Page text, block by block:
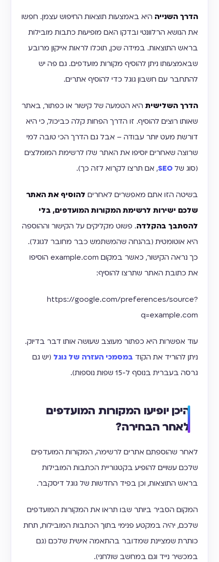
הדרך השנייה היא באמצעות תוצאות החיפוש עצמן. חפשו
את הנושא הרלוונטי ובדקו האם מופיעות כתבות מובילות
בראש התוצאות. במידה שכן, תוכלו לראות אייקון מרובע
שבאמצעותו ניתן להוסיף מקורות מועדפים. גם פה יש
להתחבר עם חשבון גוגל כדי להוסיף אתרים.
הדרך השלישית היא הטמעה של קישור או כפתור, באתר
שאותו רוצים להוסיף. זו הדרך הפחות קלה כביכול, כי היא
דורשת מעט יותר עבודה – אבל גם הדרך הכי טובה למי
שרוצה שאחרים יוסיפו את האתר שלו לרשימת המומלצים
(סוג של SEO, אם תרצו לקרוא לזה כך).
בשיטה הזו אתם מאפשרים לאחרים להוסיף את האתר
שלכם ישירות לרשימת המקורות המועדפים, בלי
להסתבך בהקלדה. פשוט מקליקים על הקישור וההוספה
היא אוטומטית (בהנחה שהמשתמש כבר מחובר לגוגל).
כך נראה הקישור, כאשר במקום example.com הוסיפו
את כתובת האתר שתרצו להוסיף:
https://google.com/preferences/source?
q=example.com
עוד אפשרות היא כפתור מעוצב שעושה אותו דבר בדיוק.
ניתן להוריד את הקוד במסמכי העזרה של גוגל (יש גם
גרסה בעברית בנוסף ל-15 שפות נוספות).
היכן יופיעו המקורות המועדפים
לאחר הבחירה?
לאחר שהוספתם אתרים לרשימה, המקורות המועדפים
שלכם עשויים להופיע בקטגוריית הכתבות המובילות
בראש התוצאות, וכן בפיד החדשות של גוגל דיסקבר.
המקום הסביר ביותר שבו תראו את המקורות המועדפים
שלכם, יהיה במקטע פנימי בתוך הכתבות המובילות, תחת
כותרת שמציינת שמדובר בהתאמה אישית שלכם (גם
במכשיר נייד וגם במחשב שולחני).